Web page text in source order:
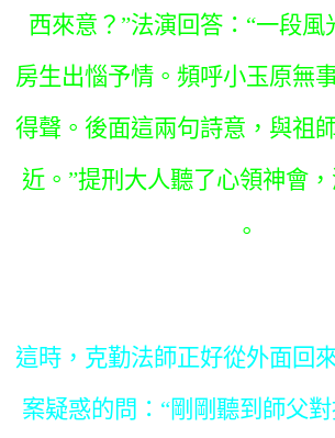
西來意？”法演回答：“一段風
房生出惱予情。頻呼小玉原無
得聲。後面這兩句詩意，與祖
近。”提刑大人聽了心領神會
。
這時，克勤法師正好從外面回
案疑惑的問：“剛剛聽到師父